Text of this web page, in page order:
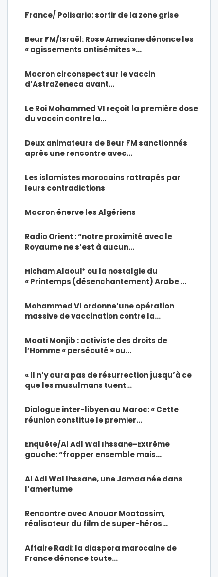
France/ Polisario: sortir de la zone grise
Beur FM/Israël: Rose Ameziane dénonce les
« agissements antisémites »…
Macron circonspect sur le vaccin
d’AstraZeneca avant…
Le Roi Mohammed VI reçoit la première dose
du vaccin contre la…
Deux animateurs de Beur FM sanctionnés
après une rencontre avec…
Les islamistes marocains rattrapés par
leurs contradictions
Macron énerve les Algériens
Radio Orient : “notre proximité avec le
Royaume ne s’est à aucun…
Hicham Alaoui* ou la nostalgie du
« Printemps (désenchantement) Arabe …
Mohammed VI ordonne’une opération
massive de vaccination contre la…
Maati Monjib : activiste des droits de
l’Homme « persécuté » ou…
« Il n’y aura pas de résurrection jusqu’à ce
que les musulmans tuent…
Dialogue inter-libyen au Maroc: « Cette
réunion constitue le premier…
Enquête/Al Adl Wal Ihssane-Extrême
gauche: “frapper ensemble mais…
Al Adl Wal Ihssane, une Jamaa née dans
l’amertume
Rencontre avec Anouar Moatassim,
réalisateur du film de super-héros…
Affaire Radi: la diaspora marocaine de
France dénonce toute…